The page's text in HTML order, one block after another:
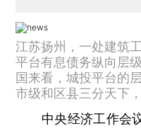
江苏扬州，一处建筑
平台有息债务纵向层
国来看，城投平台的
市级和区县三分天下
中央经济工作会议